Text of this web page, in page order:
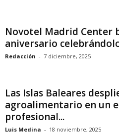
Novotel Madrid Center
aniversario
Redacción - 7 diciembre, 2025
Las Islas Baleares
agroalimentario en un
profesional...
Luis Medina - 18 noviembre, 2025